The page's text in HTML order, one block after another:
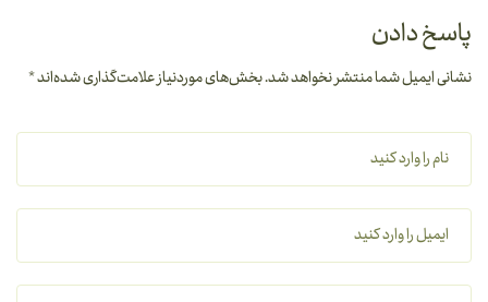
پاسخ دادن
نشانی ایمیل شما منتشر نخواهد شد.بخش‌های موردنیاز علامت‌گذاری شده‌اند*